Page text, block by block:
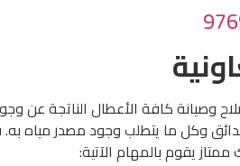
وصيانة كافة الأعطال الناتجة عن
والحدائق وكل ما يتطلب وجود
يقوم بالمهام الآتية: